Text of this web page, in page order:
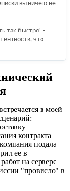
вы ничего не
так быстро" -
что
в моей
контракта
подала
ее в
на сервере
"провисло" в